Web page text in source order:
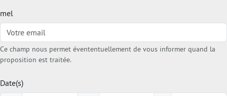
mel
Ce champ nous permet évententuellement de vous informer quand la
proposition est traitée.
Date(s)